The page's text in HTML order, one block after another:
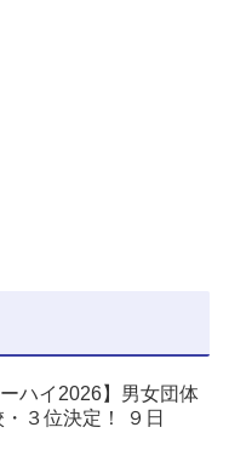
ーハイ2026】男女団体
３位決定！ ９日